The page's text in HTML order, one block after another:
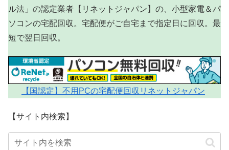
ル法」の認定業者【リネットジャパン】の、小型家電＆パ
ソコンの宅配回収。宅配便がご自宅まで指定日に回収。最
短で翌日回収。
【国認定】不用PCの宅配便回収リネットジャパン
【サイト内検索】